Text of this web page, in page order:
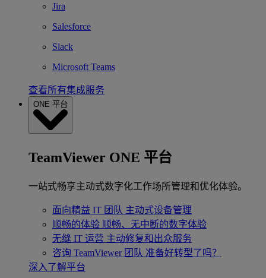
Jira
Salesforce
Slack
Microsoft Teams
查看所有集成服务
ONE 平台
TeamViewer ONE 平台
一站式畅享主动式数字化工作场所管理和优化体验。
面向精益 IT 团队 主动式设备管理
顺畅的体验 顺畅、无中断的数字体验
无缝 IT 运营 主动修复和出众服务
咨询 TeamViewer 团队 准备好转型了吗？
深入了解平台